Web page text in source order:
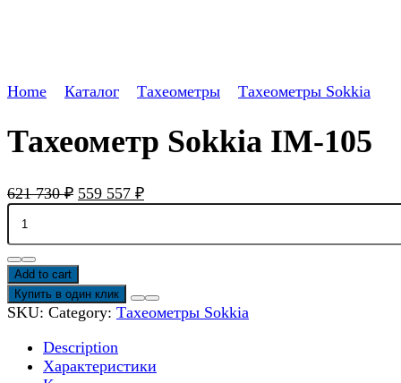
Home Каталог Тахеометры Тахеометры Sokkia
Тахеометр Sokkia IM-105
621 730₽ 559 557 ₽
Тахеометр
Sokkia
IM-
105
quantity
Add to cart
Купить в один клик
SKU: Category: Тахеометры Sokkia
Description
Характеристики